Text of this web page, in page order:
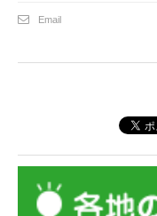
Email